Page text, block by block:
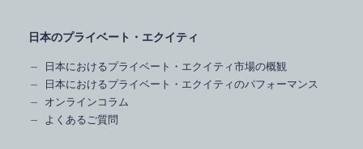
日本のプライベート・エクイティ
日本におけるプライベート・エクイティ市場の概観
日本におけるプライベート・エクイティのパフォーマンス
オンラインコラム
よくあるご質問